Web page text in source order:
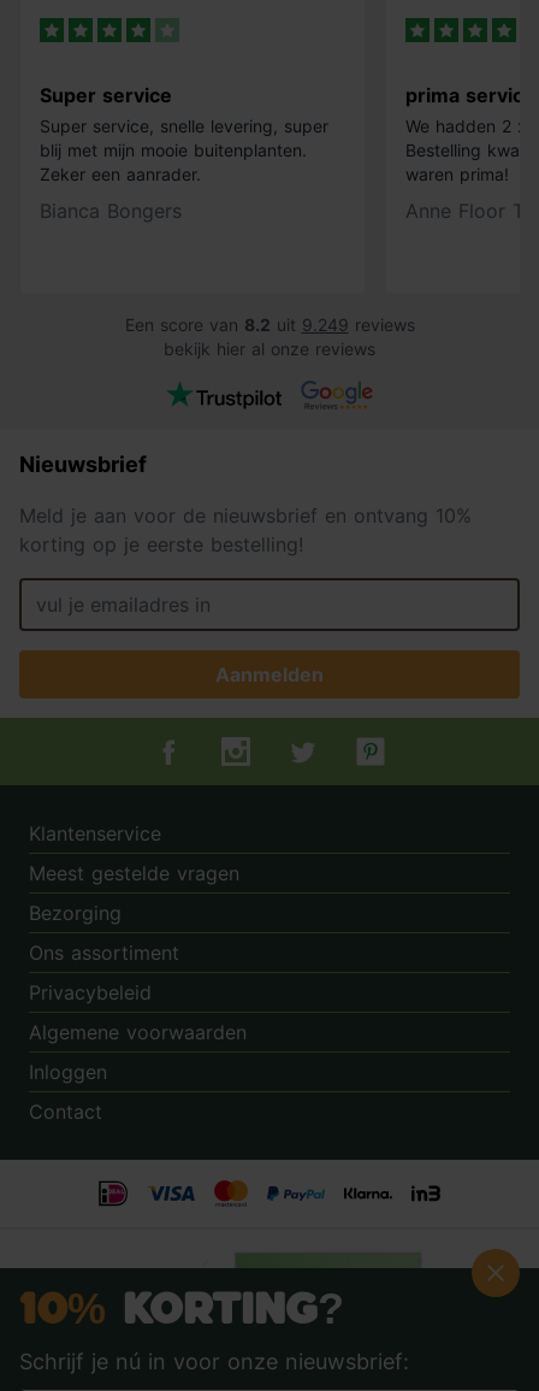
Super service
Super service, snelle levering, super
blij met mijn mooie buitenplanten.
Zeker een aanrader.
Bianca Bongers
prima service
We hadden 2 x
Bestelling
waren prima!
Anne Floor
Een score van 8.2 uit 9.249 reviews
bekijk hier al onze reviews
Nieuwsbrief
Meld je aan voor de nieuwsbrief en ontvang 10%
korting op je eerste bestelling!
Aanmelden
Tuincentrum.nl op Facebook
Tuincentrum.nl op Instagram
Tuincentrum.nl op Twitter
Tuincentrum.nl op
Klantenservice
Meest gestelde vragen
Bezorging
Ons assortiment
Privacybeleid
Algemene voorwaarden
Inloggen
Contact
10% Korting?
Schrijf je nú in voor onze nieuwsbrief: